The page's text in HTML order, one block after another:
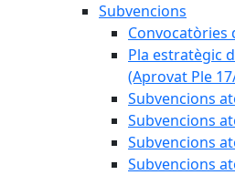
Subvencions
Convocatòries
Pla estratègic
(Aprovat Ple
Subvencions
Subvencions
Subvencions
Subvencions